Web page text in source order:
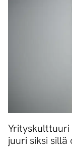
Yrityskulttuuri
juuri siksi